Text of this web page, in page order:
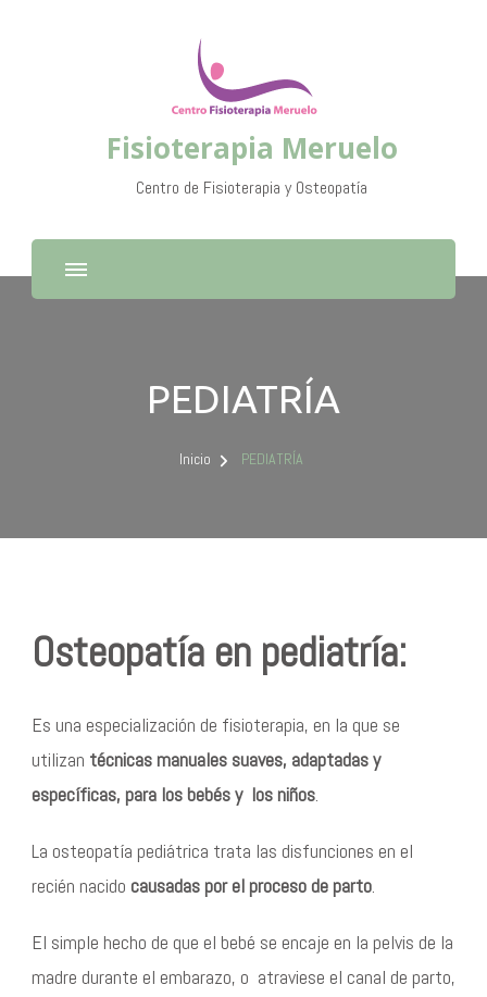
Fisioterapia Meruelo
Centro de Fisioterapia y Osteopatía
PEDIATRÍA
Inicio PEDIATRÍA
Osteopatía en pediatría:
Es una especialización de fisioterapia, en la que se
utilizan técnicas manuales suaves, adaptadas y
específicas, para los bebés y los niños.
La osteopatía pediátrica trata las disfunciones en el
recién nacido causadas por el proceso de parto.
El simple hecho de que el bebé se encaje en la pelvis de la
madre durante el embarazo, o atraviese el canal de parto,